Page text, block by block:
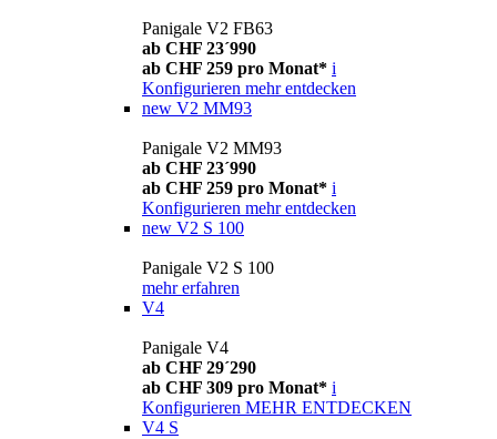
Panigale V2 FB63
ab CHF 23´990
ab CHF 259 pro Monat* i
Konfigurieren mehr entdecken
new V2 MM93
Panigale V2 MM93
ab CHF 23´990
ab CHF 259 pro Monat* i
Konfigurieren mehr entdecken
new V2 S 100
Panigale V2 S 100
mehr erfahren
V4
Panigale V4
ab CHF 29´290
ab CHF 309 pro Monat* i
Konfigurieren MEHR ENTDECKEN
V4 S